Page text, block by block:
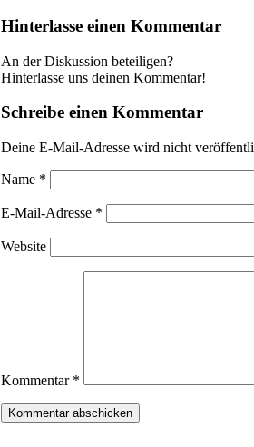
Hinterlasse einen Kommentar
An der Diskussion beteiligen?
Hinterlasse uns deinen Kommentar!
Schreibe einen Kommentar
Deine E-Mail-Adresse wird nicht
Name *
E-Mail-Adresse *
Website
Kommentar *